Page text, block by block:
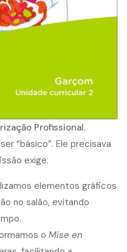
Profissional.
“básico”. Ele precisava
exige.
elementos gráficos
no salão, evitando
o Mise en